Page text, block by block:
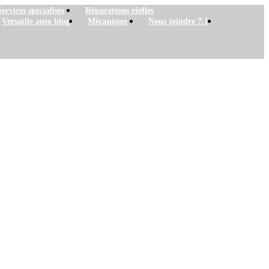
spécialisés
Réparations réelles
Versatile auto blog Mécanique Nous joindre 7.1